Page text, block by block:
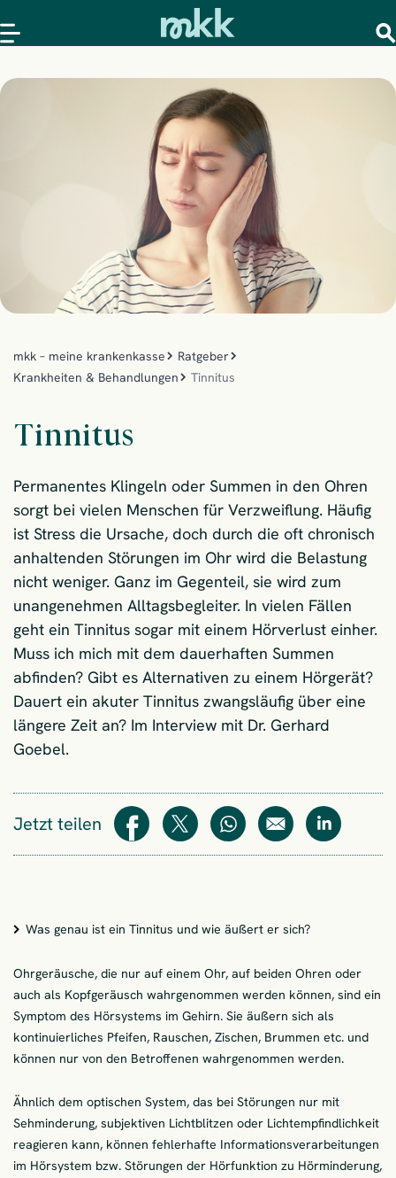
mkk – meine krankenkasse
Ratgeber
Krankheiten & Behandlungen
Tinnitus
Tinnitus
Permanentes Klingeln oder Summen in den Ohren
sorgt bei vielen Menschen für Verzweiflung. Häufig
ist Stress die Ursache, doch durch die oft chronisch
anhaltenden Störungen im Ohr wird die Belastung
nicht weniger. Ganz im Gegenteil, sie wird zum
unangenehmen Alltagsbegleiter. In vielen Fällen
geht ein Tinnitus sogar mit einem Hörverlust einher.
Muss ich mich mit dem dauerhaften Summen
abfinden? Gibt es Alternativen zu einem Hörgerät?
Dauert ein akuter Tinnitus zwangsläufig über eine
längere Zeit an? Im Interview mit Dr. Gerhard
Goebel.
Jetzt teilen Teilen Teilen WhatsAppE-Mail Teilen
Was genau ist ein Tinnitus und wie äußert er sich?
Ohrgeräusche, die nur auf einem Ohr, auf beiden Ohren oder
auch als Kopfgeräusch wahrgenommen werden können, sind ein
Symptom des Hörsystems im Gehirn. Sie äußern sich als
kontinuierliches Pfeifen, Rauschen, Zischen, Brummen etc. und
können nur von den Betroffenen wahrgenommen werden.
Ähnlich dem optischen System, das bei Störungen nur mit
Sehminderung, subjektiven Lichtblitzen oder Lichtempfindlichkeit
reagieren kann, können fehlerhafte Informationsverarbeitungen
im Hörsystem bzw. Störungen der Hörfunktion zu Hörminderung,